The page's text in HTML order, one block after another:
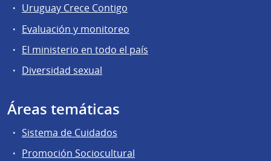
Uruguay Crece Contigo
Evaluación y monitoreo
El ministerio en todo el país
Diversidad sexual
Áreas temáticas
Sistema de Cuidados
Promoción Sociocultural